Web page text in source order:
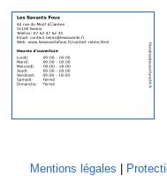
Mentions légales